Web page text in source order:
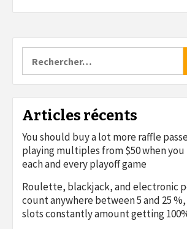
Articles récents
You should buy a lot more raffle
playing multiples from $50 when
each and every playoff game
Roulette, blackjack, and electronic
count anywhere between 5 and 25
slots constantly amount getting